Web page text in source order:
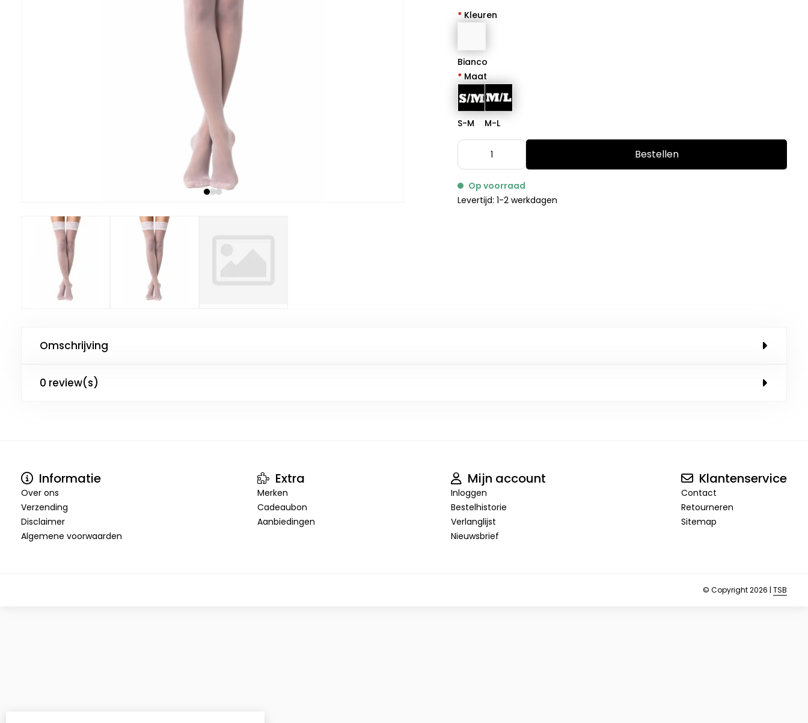
* Kleuren
Bianco
* Maat
S-M M-L
Bestellen
Op voorraad
Levertijd: 1-2 werkdagen
Omschrijving
0 review(s)
Informatie
Over ons
Verzending
Disclaimer
Algemene voorwaarden
Extra
Merken
Cadeaubon
Aanbiedingen
Mijn account
Inloggen
Bestelhistorie
Verlanglijst
Nieuwsbrief
Klantenservice
Contact
Retourneren
Sitemap
© Copyright 2026 | TSB